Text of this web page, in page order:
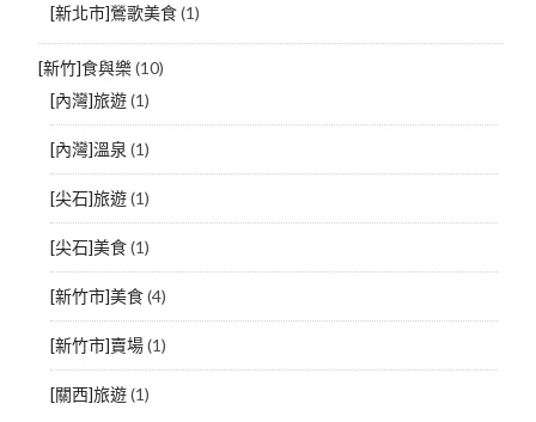
[新北市]鶯歌美食(1)
[新竹]食與樂(10)
[內灣]旅遊(1)
[內灣]溫泉 (1)
[尖石]旅遊(1)
[尖石]美食(1)
[新竹市]美食(4)
[新竹市]賣場(1)
[關西]旅遊(1)